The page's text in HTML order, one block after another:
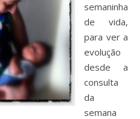
semaninha
de vida,
para ver a
evolução
desde a
consulta
da
semana